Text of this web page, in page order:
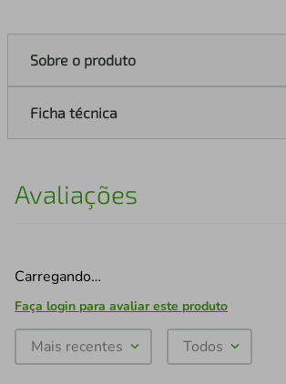
Sobre o produto
Ficha técnica
Avaliações
Carregando…
Faça login para avaliar este produto
Mais recentes Todos